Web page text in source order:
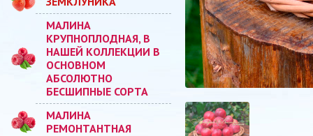
МАЛИНА
КРУПНОПЛОДНАЯ, В
НАШЕЙ КОЛЛЕКЦИИ В
ОСНОВНОМ
АБСОЛЮТНО
БЕСШИПНЫЕ СОРТА
МАЛИНА
РЕМОНТАНТНАЯ